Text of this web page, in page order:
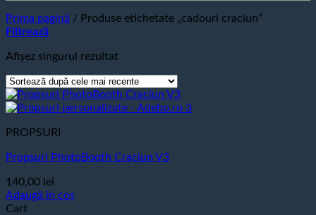
Prima pagină / Produse etichetate „cadouri craciun”
Filtrează
Afișez singurul rezultat
PROPSURI
Propsuri PhotoBooth Craciun V3
140,00 lei
Adaugă în coș
Cart